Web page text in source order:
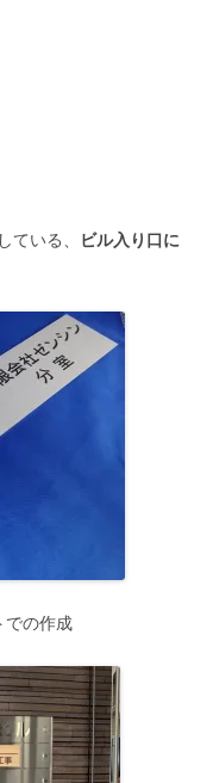
ている、
ビル入り口に
での作成